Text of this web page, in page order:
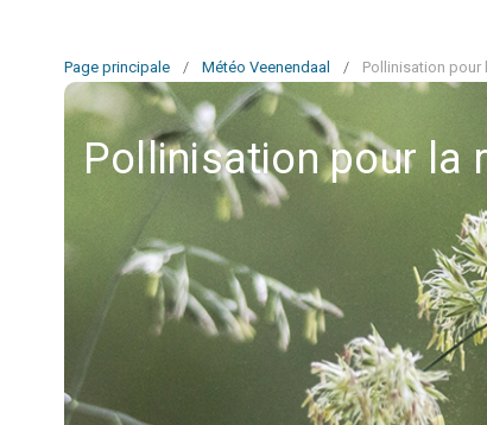
Page principale / Météo Veenendaal / Pollinisation pour
Pollinisation pour la